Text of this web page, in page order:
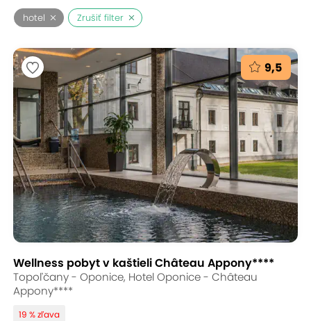
hotel Zrušiť filter
9,5
Wellness pobyt v kaštieli Château Appony****
Topoľčany - Oponice, Hotel Oponice - Château
Appony****
19 % zľava